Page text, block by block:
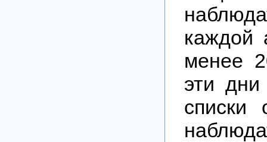
каждой
менее
эти
списки